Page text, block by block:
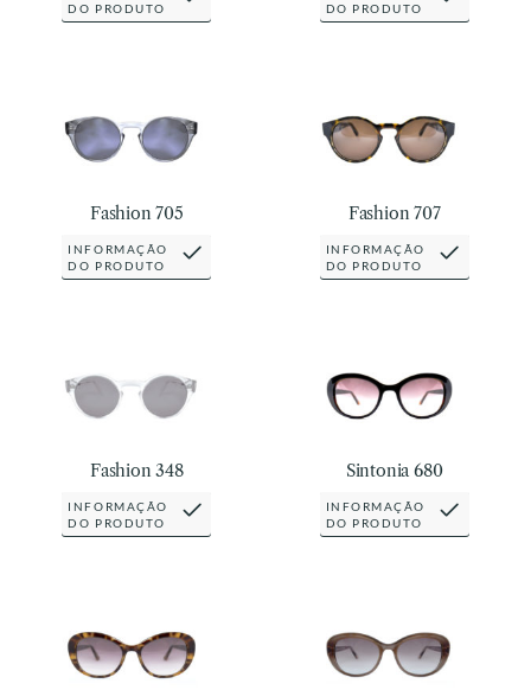
DO PRODUTO
DO PRODUTO
Fashion 705
INFORMAÇÃO
DO PRODUTO
Fashion 707
INFORMAÇÃO
DO PRODUTO
Fashion 348
INFORMAÇÃO
DO PRODUTO
Sintonia 680
INFORMAÇÃO
DO PRODUTO